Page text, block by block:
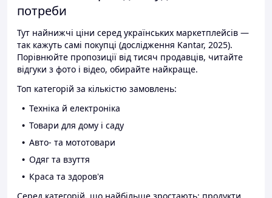
потреби
Тут найнижчі ціни серед українських маркетплейсів —
так кажуть самі покупці (дослідження Kantar, 2025).
Порівнюйте пропозиції від тисяч продавців, читайте
відгуки з фото і відео, обирайте найкраще.
Топ категорій за кількістю замовлень:
Техніка й електроніка
Товари для дому і саду
Авто- та мототовари
Одяг та взуття
Краса та здоров'я